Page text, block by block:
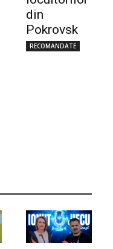
din
Pokrovsk
RECOMANDATE